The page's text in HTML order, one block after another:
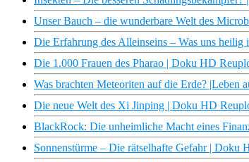
Unser Bauch – die wunderbare Welt des
Die Erfahrung des Alleinseins – Was uns
Die 1.000 Frauen des Pharao | Doku HD
Was brachten Meteoriten auf die Erde?
Die neue Welt des Xi Jinping | Doku HD
BlackRock: Die unheimliche Macht eines
Sonnenstürme – Die rätselhafte Gefahr | Doku